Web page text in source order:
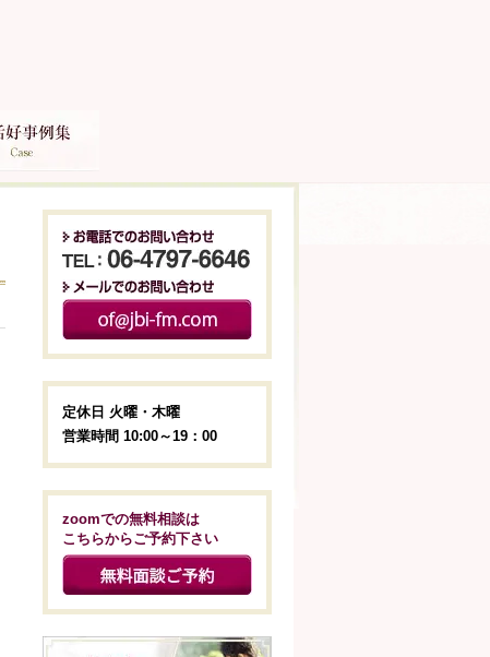
定休日 火曜・木曜
営業時間 10:00～19：00
zoomでの無料相談は
こちらからご予約下さい